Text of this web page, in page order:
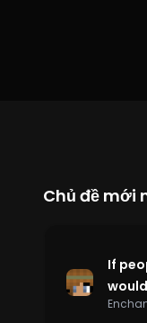
Chủ đề mới
If